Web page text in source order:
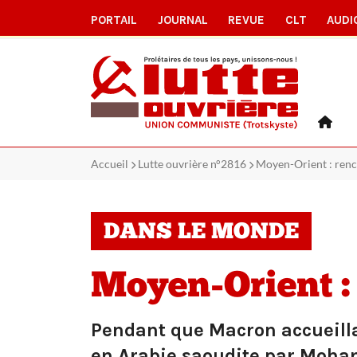
PORTAIL JOURNAL REVUE CLT
Accueil Lutte ouvrière n°2816 Moyen-Orient :
DANS LE MONDE
Moyen-Orient :
Pendant que Macron